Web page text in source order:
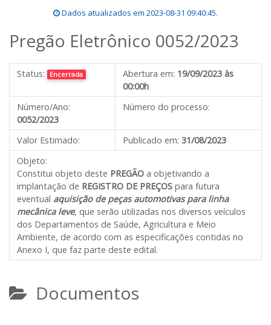
Dados atualizados em 2023-08-31 09:40:45.
Pregão Eletrônico 0052/2023
Status: Encerrada Abertura em: 19/09/2023 às
00:00h
Número/Ano:
0052/2023
Número do processo:
Valor Estimado: Publicado em: 31/08/2023
Objeto:
Constitui objeto deste PREGÃO a objetivando a
implantação de REGISTRO DE PREÇOS para futura
eventual aquisição de peças automotivas para linha
mecânica leve, que serão utilizadas nos diversos veículos
dos Departamentos de Saúde, Agricultura e Meio
Ambiente, de acordo com as especificações contidas no
Anexo I, que faz parte deste edital.
Documentos